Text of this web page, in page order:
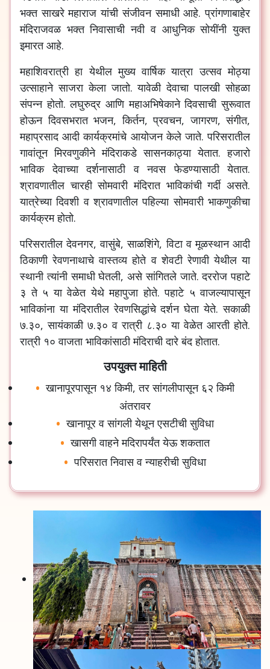
भक्त साखरे महाराज यांची संजीवन समाधी आहे.प्रांगणाबाहेर
मंदिराजवळ भक्त निवासाची नवी व आधुनिक सोयींनी युक्त
इमारत आहे.
महाशिवरात्री हा येथील मुख्य वार्षिक यात्रा उत्सव मोठ्या
उत्साहाने साजरा केला जातो.यावेळी देवाचा पालखी सोहळा
संपन्न होतो.लघुरुद्र आणि महाअभिषेकाने दिवसाची सुरूवात
होऊन दिवसभरात भजन,किर्तन,प्रवचन,जागरण,संगीत,
महाप्रसाद आदी कार्यक्रमांचे आयोजन केले जाते.परिसरातील
गावांतून मिरवणुकीने मंदिराकडे सासनकाठ्या येतात.हजारो
भाविक देवाच्या दर्शनासाठी व नवस फेडण्यासाठी येतात.
श्रावणातील चारही सोमवारी मंदिरात भाविकांची गर्दी असते.
यात्रेच्या दिवशी व श्रावणातील पहिल्या सोमवारी भाकणुकीचा
कार्यक्रम होतो.
परिसरातील देवनगर,वासुंबे,साळशिंगे,विटा व मूळस्थान आदी
ठिकाणी रेवणनाथाचे वास्तव्य होते व शेवटी रेणावी येथील या
स्थानी त्यांनी समाधी घेतली, असे सांगितले जाते.दररोज पहाटे
३ ते ५ या वेळेत येथे महापुजा होते.पहाटे ५ वाजल्यापासून
भाविकांना या मंदिरातील रेवणसिद्धांचे दर्शन घेता येते.सकाळी
७.३०,सायंकाळी ७.३० व रात्री ८.३० या वेळेत आरती होते.
रात्री १० वाजता भाविकांसाठी मंदिराची दारे बंद होतात.
उपयुक्त माहिती
खानापूरपासून १४ किमी,तर सांगलीपासून ६२ किमी
अंतरावर
खानापूर व सांगली येथून एसटीची सुविधा
खासगी वाहने मदिरापर्यंत येऊ शकतात
परिसरात निवास व न्याहरीची सुविधा